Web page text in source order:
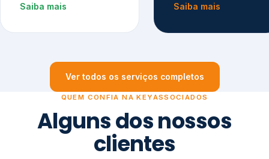
Saiba mais
Saiba mais
Ver todos os serviços completos
QUEM CONFIA NA KEYASSOCIADOS
Alguns dos nossos
clientes